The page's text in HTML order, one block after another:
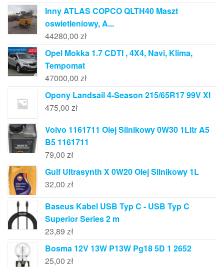
Inny ATLAS COPCO QLTH40 Maszt
oswietleniowy, A...
44280,00 zł
Opel Mokka 1.7 CDTI , 4X4, Navi, Klima,
Tempomat
47000,00 zł
Opony Landsail 4-Season 215/65R17 99V Xl
475,00 zł
Volvo 1161711 Olej Silnikowy 0W30 1Litr A5
B5 1161711
79,00 zł
Gulf Ultrasynth X 0W20 Olej Silnikowy 1L
32,00 zł
Baseus Kabel USB Typ C - USB Typ C
Superior Series 2 m
23,89 zł
Bosma 12V 13W P13W Pg18 5D 1 2652
25,00 zł